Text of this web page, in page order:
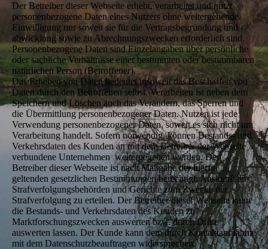
Der Betreiber dieser Webseite erhebt, verarbeitet und nutzt
personenbezogene Daten eines Nutzers ohne weitergehende
Einwilligung nur soweit sie für die Vertragsbegründung und -
abwicklung sowie zu Abrechnungszwecken erforderlich sind.
Personenbezogene Daten sind Einzelangaben über persönliche
oder sachliche Verhältnisse einer bestimmten oder bestimmbaren
natürlichen Person (Betroffener).
Das Erheben von Daten bedeutet insoweit das Beschaffen von
Daten durch den Betroffenen selbst. Verarbeiten ist neben dem
Speichern und Löschen auch das Verändern, das Sperren und
die Übermittlung personenbezogener Daten. Nutzen ist jede
Verwendung personenbezogener Daten, soweit es sich nicht um
Verarbeitung handelt. Sofern notwendig, können Bestands- und
Verkehrsdaten des Kunden an mit dem Betreiber der Webseite
verbundene Unternehmen weitergegeben werden. Der
Betreiber dieser Webseite ist nach Maßgabe der hierfür
geltenden gesetzlichen Bestimmungen berechtigt, Auskunft an
Strafverfolgungsbehörden und Gerichte zum Zwecke der
Strafverfolgung zu erteilen. Der Betreiber dieser Webseite kann
die Bestands- und Verkehrsdaten des Kunden zu
Marktforschungszwecken auswerten bzw. durch Dritte
auswerten lassen. Der Kunde kann dem durch Kontaktaufnahme
mit dem Datenschutzbeauftragen widersprechen.